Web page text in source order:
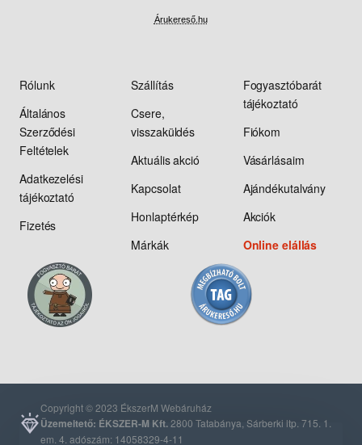
Árukereső.hu
Rólunk
Általános
Szerződési
Feltételek
Adatkezelési
tájékoztató
Fizetés
Szállítás
Csere,
visszaküldés
Aktuális akció
Kapcsolat
Honlaptérkép
Márkák
Fogyasztóbarát
tájékoztató
Fiókom
Vásárlásaim
Ajándékutalvány
Akciók
Online elállás
Copyright © 2023 ÉkszerM Webáruház
Üzemeltető: ÉKSZER-M Kft.2800 Tatabánya, Sárberki ltp. 715. 1.
em. 4. adószám: 14058329-4-11